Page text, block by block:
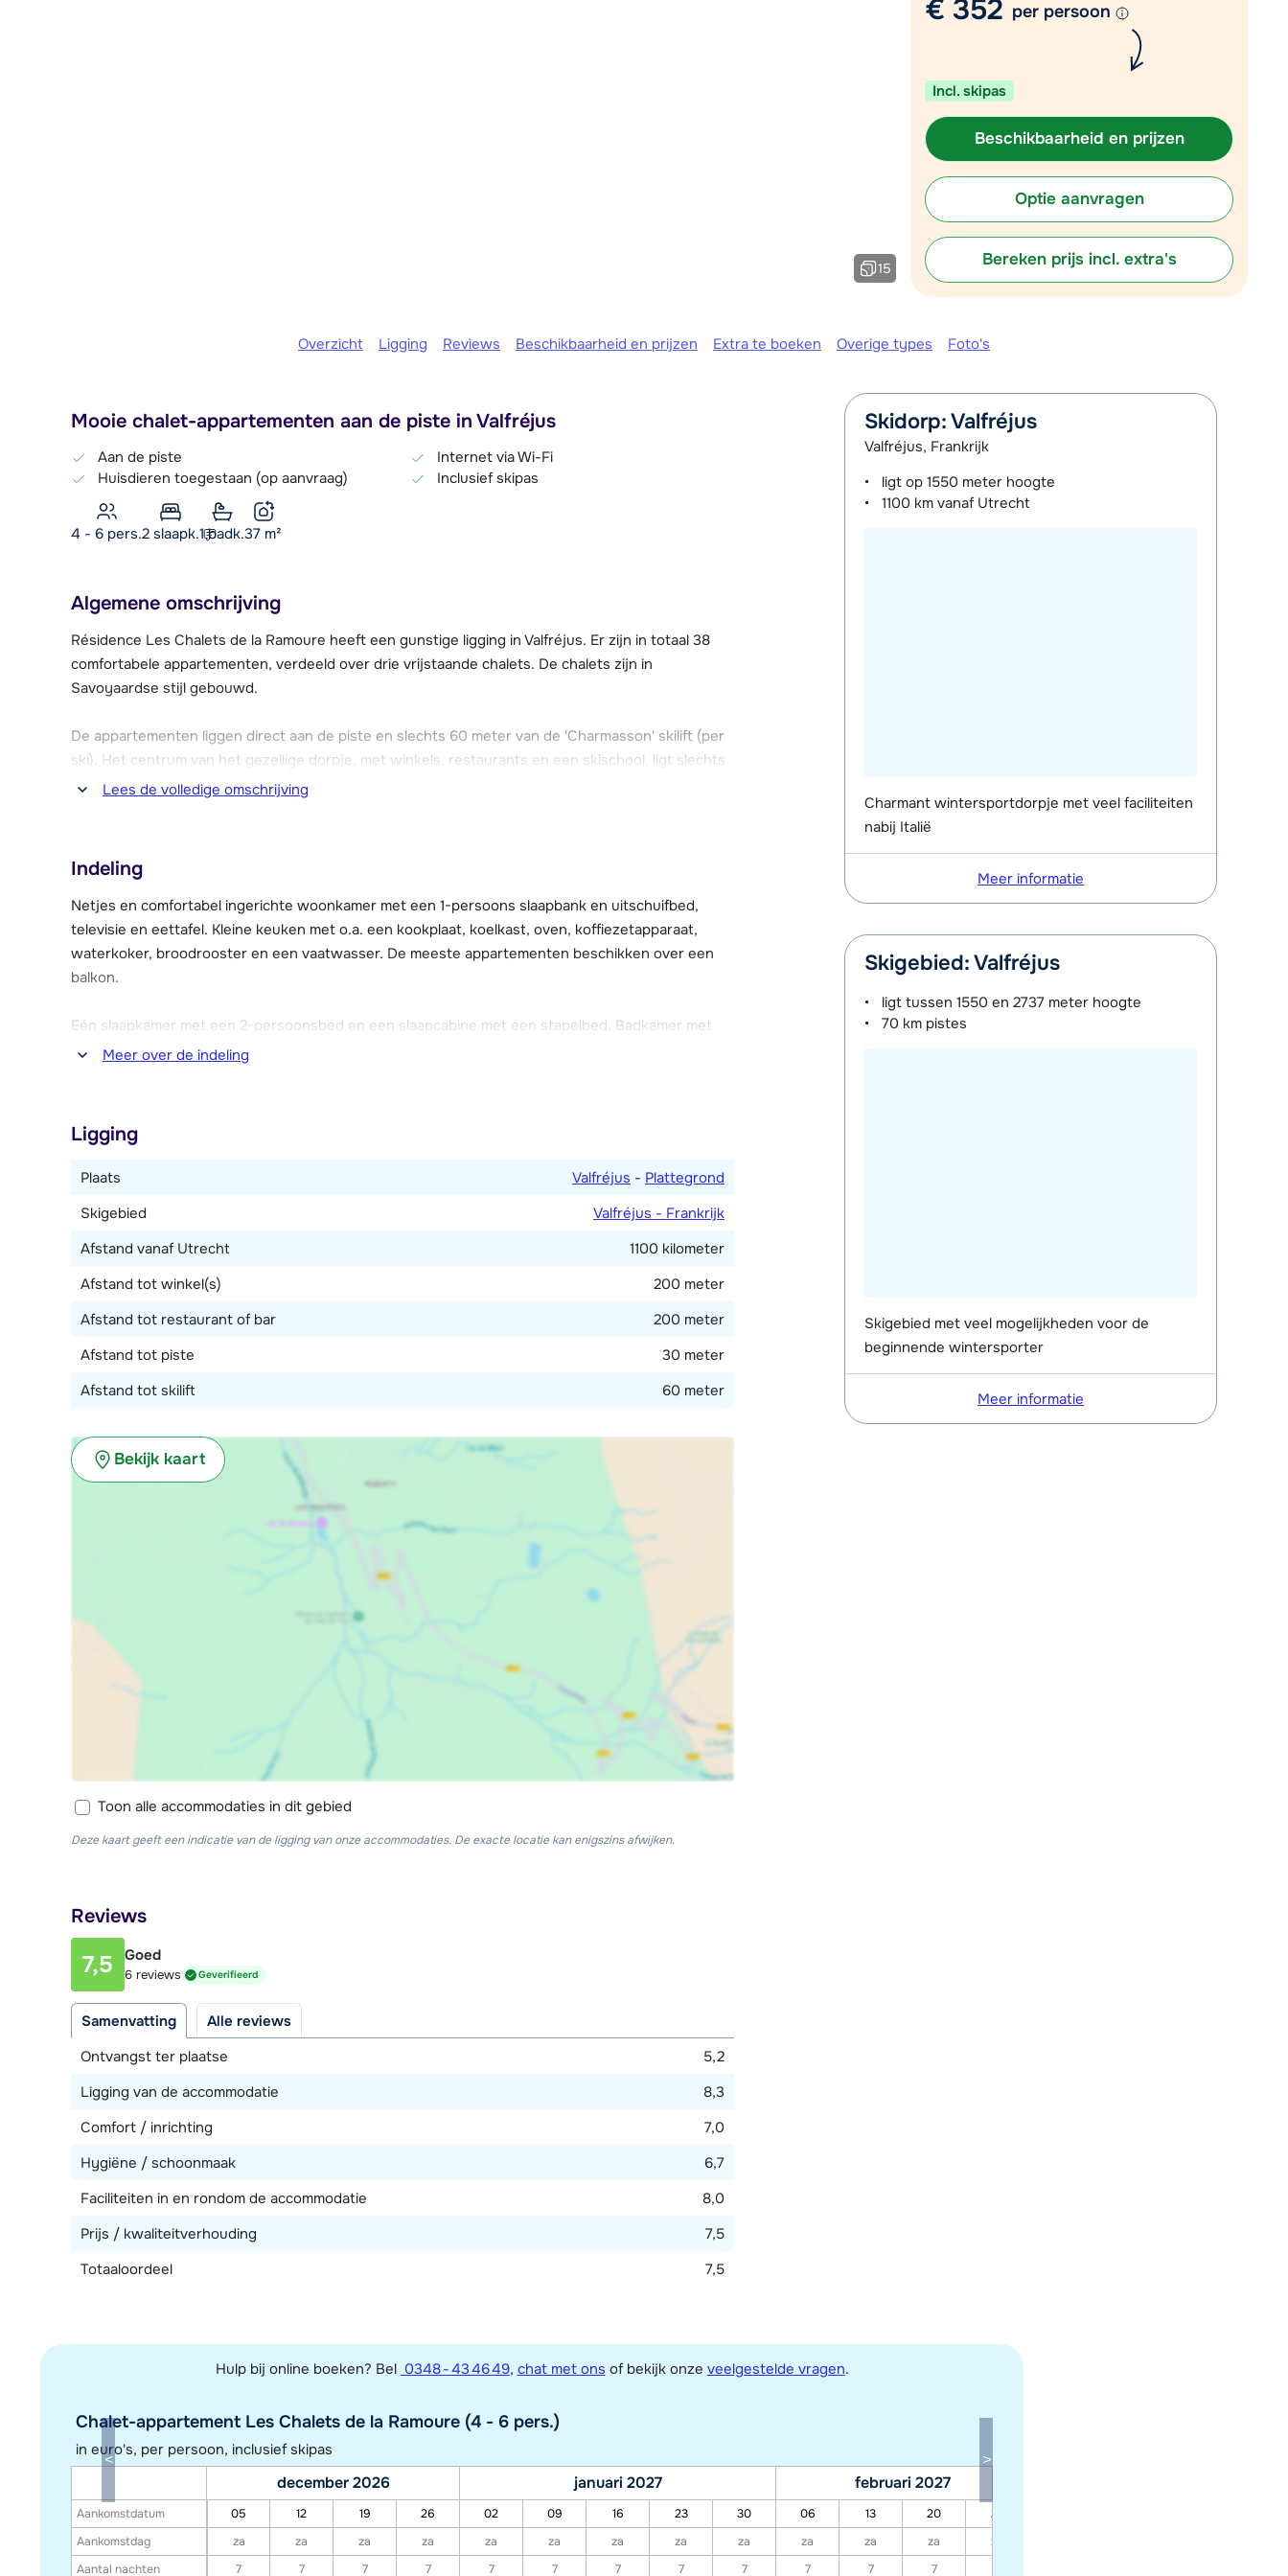
Vul het contactformulier in
We zijn er vandaag tot 17:30 uur.
15
€ 352 per persoon
Incl. skipas
Beschikbaarheid en prijzen
Optie aanvragen
Bereken prijs incl. extra's
Overzicht Ligging Reviews Beschikbaarheid en prijzen Extra te boeken Overige types Foto's
Mooie chalet-appartementen aan de piste in Valfréjus
Aan de piste
Huisdieren toegestaan (op aanvraag)
Internet via Wi-Fi
Inclusief skipas
4 - 6 pers.2 slaapk.1 badk.37 m²
Algemene omschrijving
Résidence Les Chalets de la Ramoure heeft een gunstige ligging in Valfréjus. Er zijn in totaal 38
comfortabele appartementen, verdeeld over drie vrijstaande chalets. De chalets zijn in
Savoyaardse stijl gebouwd.
De appartementen liggen direct aan de piste en slechts 60 meter van de 'Charmasson' skilift (per
ski). Het centrum van het gezellige dorpje, met winkels, restaurants en een skischool, ligt slechts
200 meter van de appartementen vandaan.
parkeerplaats (gratis, op basis van beschikbaarheid). Gasten van Les Chalets de la Ramoure
kunnen gratis gebruik maken van verschillende faciliteiten van Résidence La Turra, zoals het
verwarmde buitenzwembad en de sauna. Residence La Turra biedt ook broodjesservice en
beschikt over een wasruimte (tegen betaling). Deze résidence bevindt zich ca. 100 meter van Les
Chalets de la Ramoure vandaan.
Lees de volledige omschrijving
Indeling
Netjes en comfortabel ingerichte woonkamer met een 1-persoons slaapbank en uitschuifbed,
televisie en eettafel. Kleine keuken met o.a. een kookplaat, koelkast, oven, koffiezetapparaat,
waterkoker, broodrooster en een vaatwasser. De meeste appartementen beschikken over een
balkon.
Eén slaapkamer met een 2-persoonsbed en een slaapcabine met een stapelbed. Badkamer met
bad. Toilet.
Meer over de indeling
Ligging
Plaats Valfréjus - Plattegrond
Skigebied
Valfréjus - Frankrijk
Afstand vanaf Utrecht
1100 kilometer
Afstand tot winkel(s)
200 meter
Afstand tot restaurant of bar
200 meter
Afstand tot piste
30 meter
Afstand tot skilift
60 meter
Bekijk kaart
Toon alle accommodaties in dit gebied
Deze kaart geeft een indicatie van de ligging van onze accommodaties. De exacte locatie kan enigszins afwijken.
Reviews
7,5 Goed
6 reviews Geverifieerd
Samenvatting
Alle reviews
Ontvangst ter plaatse
5,2
Ligging van de accommodatie
8,3
Comfort / inrichting
7,0
Hygiëne / schoonmaak
6,7
Faciliteiten in en rondom de accommodatie
8,0
Prijs / kwaliteitverhouding
7,5
Totaaloordeel
7,5
Hulp bij online boeken? Bel 0348 - 43 46 49, chat met ons of bekijk onze veelgestelde vragen.
Chalet-appartement Les Chalets de la Ramoure (4 - 6 pers.)
in euro's, per persoon, inclusief skipas
Aankomstdatum
Aankomstdag
Aantal nachten
december 2026 januari 2027 februari 2027
05 12 19 26 02 09 16 23 30 06 13 20 27
za
za za za za za za za za za za za za
7
7 7 7 7 7 7 7 7 7 7 7
Skidorp: Valfréjus
Valfréjus, Frankrijk
ligt op1550 meter hoogte
1100 km vanaf Utrecht
Charmant wintersportdorpje met veel faciliteiten
nabij Italië
Meer informatie
Skigebied: Valfréjus
ligt tussen1550 en 2737 meter hoogte
70 km pistes
Skigebied met veel mogelijkheden voor de
beginnende wintersporter
Meer informatie